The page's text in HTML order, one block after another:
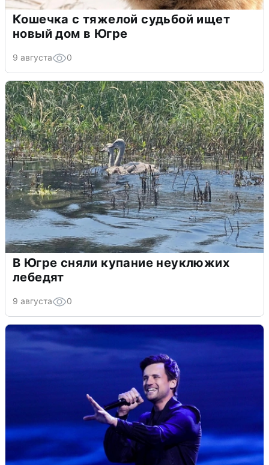
Кошечка с тяжелой судьбой ищет
новый дом в Югре
9 августа 0
В Югре сняли купание неуклюжих
лебедят
9 августа 0